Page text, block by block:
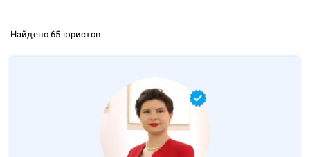
Найдено 65 юристов